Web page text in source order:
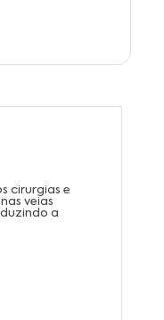
cirurgias e
veias
a